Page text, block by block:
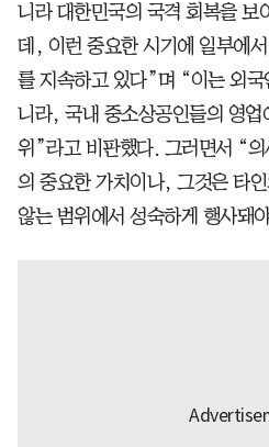
니라 대한민국의 국격 회복을 보
데, 이런 중요한 시기에 일부에
를 지속하고 있다”며 “이는 외
니라, 국내 중소상공인들의 영업
위”라고 비판했다. 그러면서 “
의 중요한 가치이나, 그것은 타
않는 범위에서 성숙하게 행사돼